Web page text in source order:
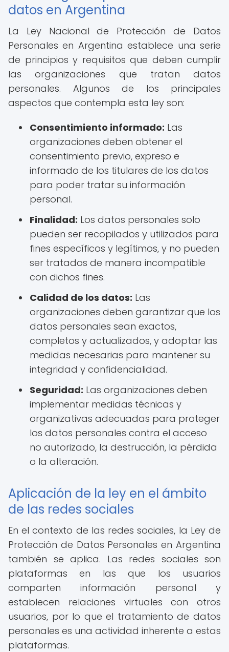
datos en Argentina
La Ley Nacional de Protección de Datos
Personales en Argentina establece una serie
de principios y requisitos que deben cumplir
las organizaciones que tratan datos
personales. Algunos de los principales
aspectos que contempla esta ley son:
Consentimiento informado: Las
organizaciones deben obtener el
consentimiento previo, expreso e
informado de los titulares de los datos
para poder tratar su información
personal.
Finalidad: Los datos personales solo
pueden ser recopilados y utilizados para
fines específicos y legítimos, y no pueden
ser tratados de manera incompatible
con dichos fines.
Calidad de los datos: Las
organizaciones deben garantizar que los
datos personales sean exactos,
completos y actualizados, y adoptar las
medidas necesarias para mantener su
integridad y confidencialidad.
Seguridad: Las organizaciones deben
implementar medidas técnicas y
organizativas adecuadas para proteger
los datos personales contra el acceso
no autorizado, la destrucción, la pérdida
o la alteración.
Aplicación de la ley en el ámbito
de las redes sociales
En el contexto de las redes sociales, la Ley de
Protección de Datos Personales en Argentina
también se aplica. Las redes sociales son
plataformas en las que los usuarios
comparten información personal y
establecen relaciones virtuales con otros
usuarios, por lo que el tratamiento de datos
personales es una actividad inherente a estas
plataformas.